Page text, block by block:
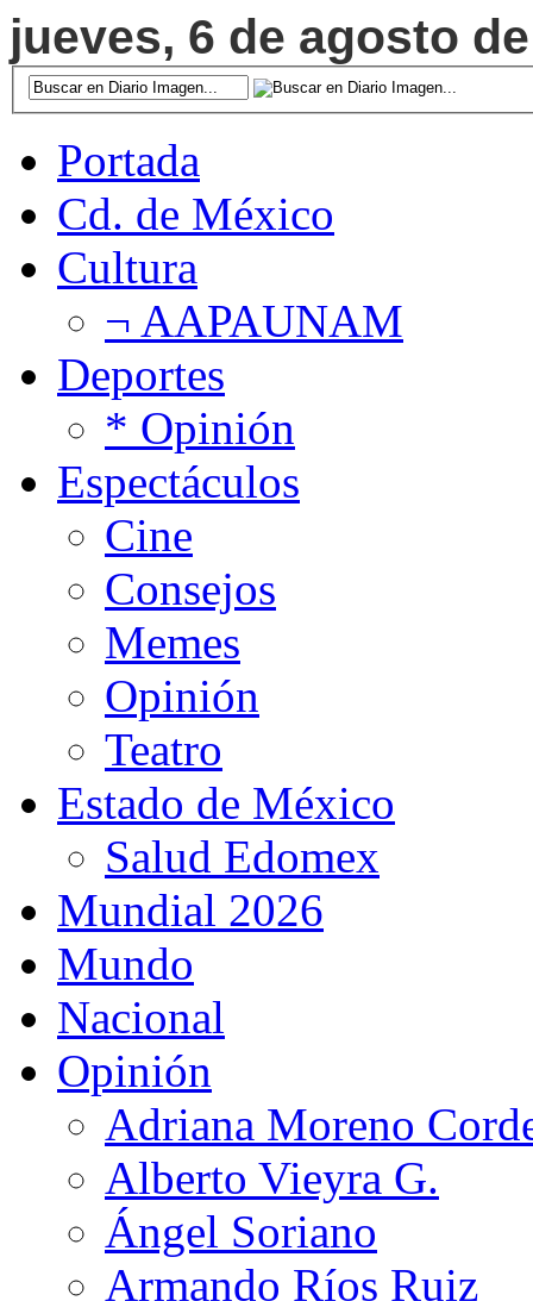
jueves, 6 de agosto
Portada
Cd. de México
Cultura
¬ AAPAUNAM
Deportes
* Opinión
Espectáculos
Cine
Consejos
Memes
Opinión
Teatro
Estado de México
Salud Edomex
Mundial 2026
Mundo
Nacional
Opinión
Adriana Moreno
Alberto Vieyra G.
Ángel Soriano
Armando Ríos Ruiz